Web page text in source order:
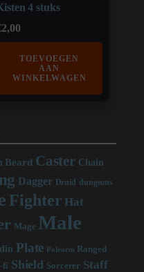
4 stuks
2,00
TOEVOEGEN
AAN
WINKELWAGEN
Beard Caster Chain
Dagger Druid dungeons
Fighter Hat
Mage Male
Plate Polearm Ranged
fi Shield Sorcerer Staff